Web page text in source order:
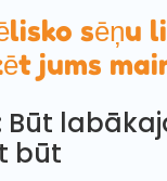
sēņu
jums
Būt
būt